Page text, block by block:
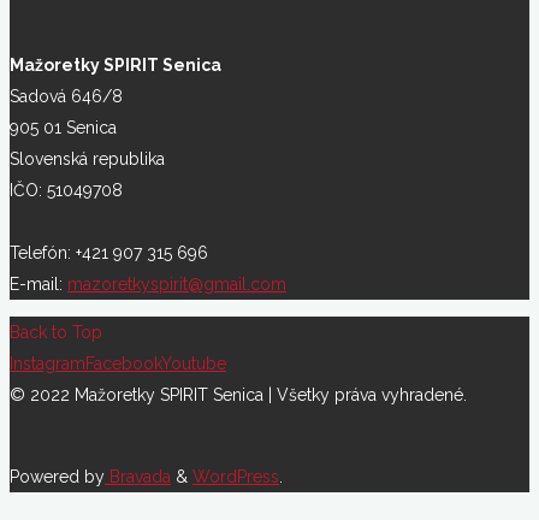
Mažoretky SPIRIT Senica
Sadová 646/8
905 01 Senica
Slovenská republika
IČO: 51049708
Telefón: +421 907 315 696
E-mail: mazoretkyspirit@gmail.com
Back to Top
InstagramFacebookYoutube
© 2022 Mažoretky SPIRIT Senica | Všetky práva vyhradené.
Powered by Bravada & WordPress